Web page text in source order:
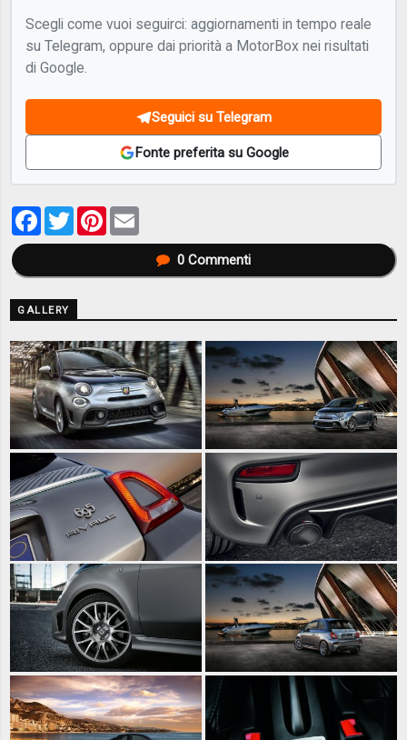
Scegli come vuoi seguirci: aggiornamenti in tempo reale
su Telegram, oppure dai priorità a MotorBox nei risultati
di Google.
Seguici su Telegram
Fonte preferita su Google
Facebook
TwitterPinterest
0Commenti
GALLERY